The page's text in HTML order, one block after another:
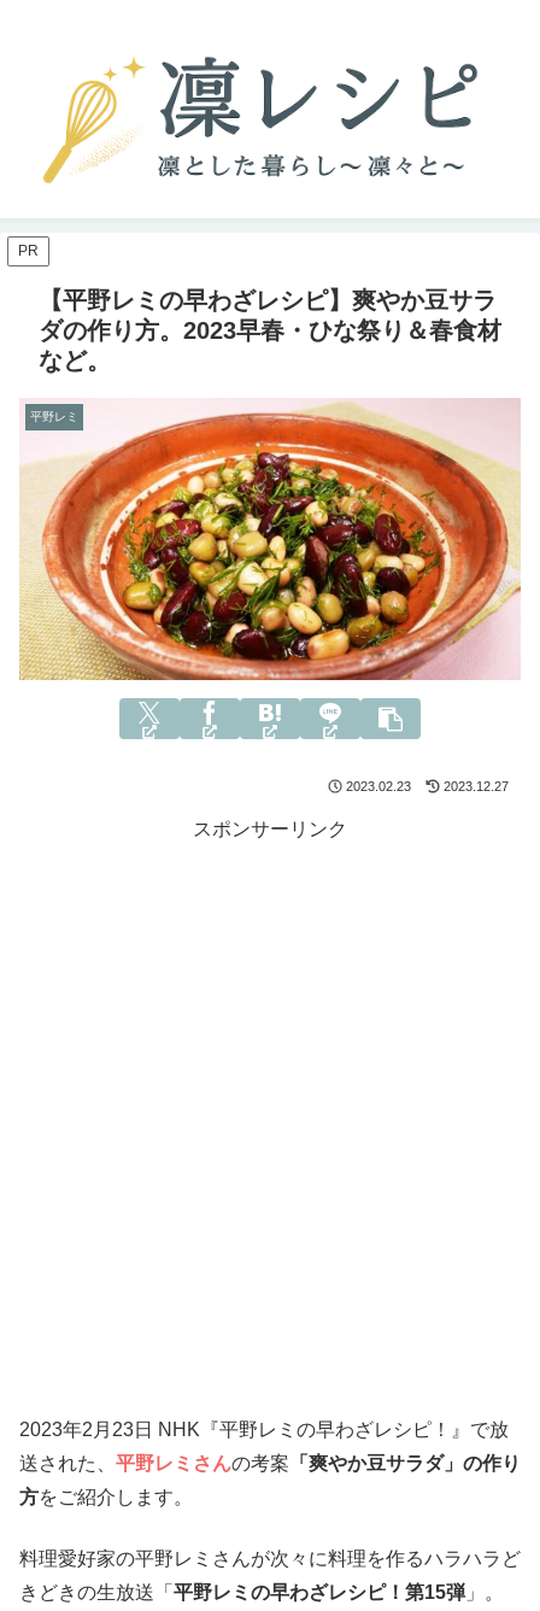
PR
【平野レミの早わざレシピ】爽やか豆サラ
ダの作り方。2023早春・ひな祭り＆春食材
など。
平野レミ
2023.02.23 2023.12.27
スポンサーリンク
2023年2月23日 NHK『平野レミの早わざレシピ！』で放
送された、 平野レミさんの考案 「爽やか豆サラダ」の作り
方をご紹介します。
料理愛好家の平野レミさんが次々に料理を作るハラハラど
きどきの生放送「 平野レミの早わざレシピ！第15弾 」。